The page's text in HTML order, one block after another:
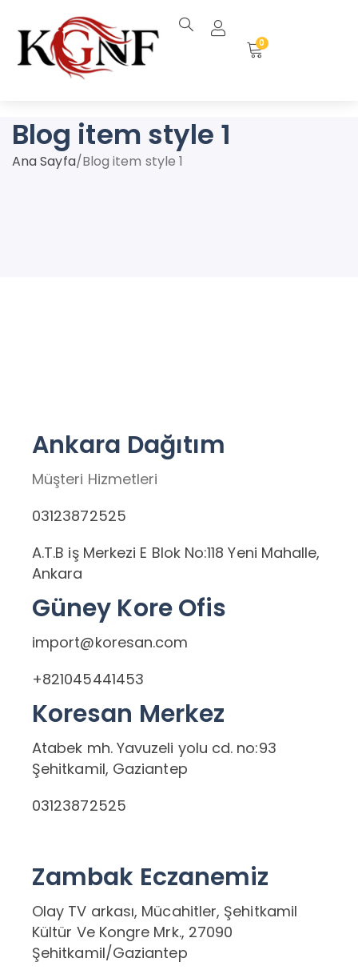
0
Blog item style 1
Ana Sayfa/Blog item style 1
Ankara Dağıtım
Müşteri Hizmetleri
03123872525
A.T.B iş Merkezi E Blok No:118 Yeni Mahalle,
Ankara
Güney Kore Ofis
import@koresan.com
+821045441453
Koresan Merkez
Atabek mh. Yavuzeli yolu cd. no:93
Şehitkamil, Gaziantep
03123872525
Zambak Eczanemiz
Olay TV arkası, Mücahitler, Şehitkamil
Kültür Ve Kongre Mrk., 27090
Şehitkamil/Gaziantep